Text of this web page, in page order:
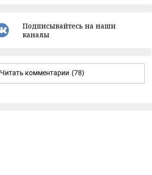
Подписывайтесь на наши
каналы
Читать комментарии (78)